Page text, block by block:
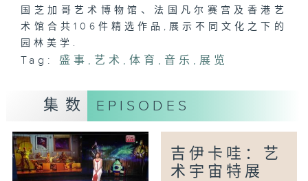
国芝加哥艺术博物馆、法国凡尔赛宫及香港艺
术馆合共106件精选作品,展示不同文化之下的
园林美学.
Tag: 盛事 , 艺术 ,体育 , 音乐 ,展览
集数 EPISODES
吉伊卡哇：艺
术宇宙特展